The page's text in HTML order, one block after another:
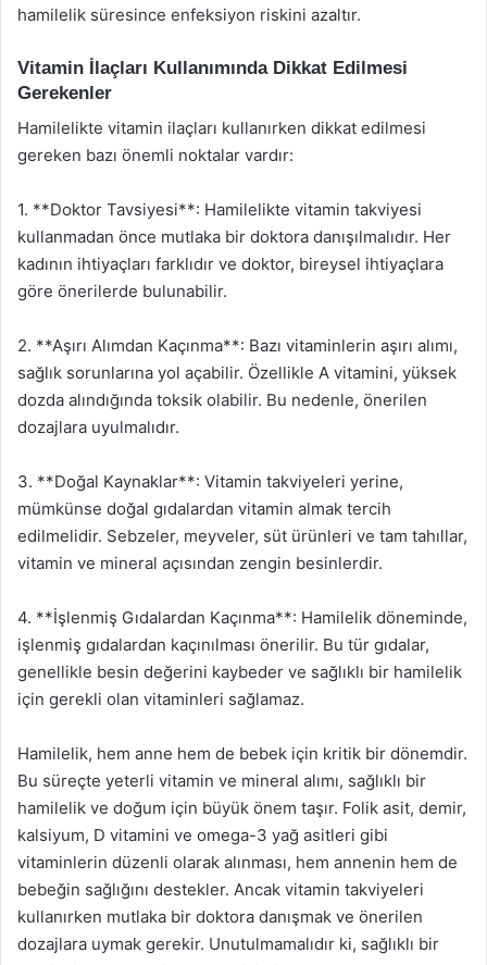
hamilelik süresince enfeksiyon riskini azaltır.
Vitamin İlaçları Kullanımında Dikkat Edilmesi
Gerekenler
Hamilelikte vitamin ilaçları kullanırken dikkat edilmesi
gereken bazı önemli noktalar vardır:
1. **Doktor Tavsiyesi**: Hamilelikte vitamin takviyesi
kullanmadan önce mutlaka bir doktora danışılmalıdır. Her
kadının ihtiyaçları farklıdır ve doktor, bireysel ihtiyaçlara
göre önerilerde bulunabilir.
2. **Aşırı Alımdan Kaçınma**: Bazı vitaminlerin aşırı alımı,
sağlık sorunlarına yol açabilir. Özellikle A vitamini, yüksek
dozda alındığında toksik olabilir. Bu nedenle, önerilen
dozajlara uyulmalıdır.
3. **Doğal Kaynaklar**: Vitamin takviyeleri yerine,
mümkünse doğal gıdalardan vitamin almak tercih
edilmelidir. Sebzeler, meyveler, süt ürünleri ve tam tahıllar,
vitamin ve mineral açısından zengin besinlerdir.
4. **İşlenmiş Gıdalardan Kaçınma**: Hamilelik döneminde,
işlenmiş gıdalardan kaçınılması önerilir. Bu tür gıdalar,
genellikle besin değerini kaybeder ve sağlıklı bir hamilelik
için gerekli olan vitaminleri sağlamaz.
Hamilelik, hem anne hem de bebek için kritik bir dönemdir.
Bu süreçte yeterli vitamin ve mineral alımı, sağlıklı bir
hamilelik ve doğum için büyük önem taşır. Folik asit, demir,
kalsiyum, D vitamini ve omega-3 yağ asitleri gibi
vitaminlerin düzenli olarak alınması, hem annenin hem de
bebeğin sağlığını destekler. Ancak vitamin takviyeleri
kullanırken mutlaka bir doktora danışmak ve önerilen
dozajlara uymak gerekir. Unutulmamalıdır ki, sağlıklı bir